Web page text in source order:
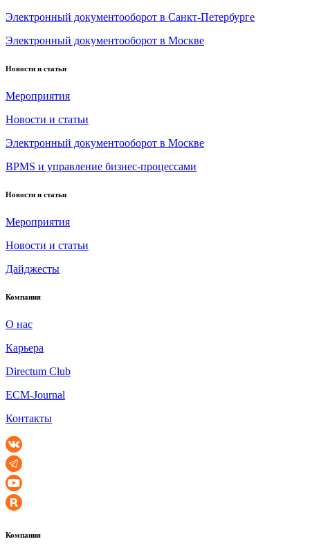
Электронный документооборот в Санкт-Петербурге
Электронный документооборот в Москве
Новости и статьи
Мероприятия
Новости и статьи
Электронный документооборот в Москве
BPMS и управление бизнес-процессами
Новости и статьи
Мероприятия
Новости и статьи
Дайджесты
Компания
О нас
Карьера
Directum Club
ECM-Journal
Контакты
Компания